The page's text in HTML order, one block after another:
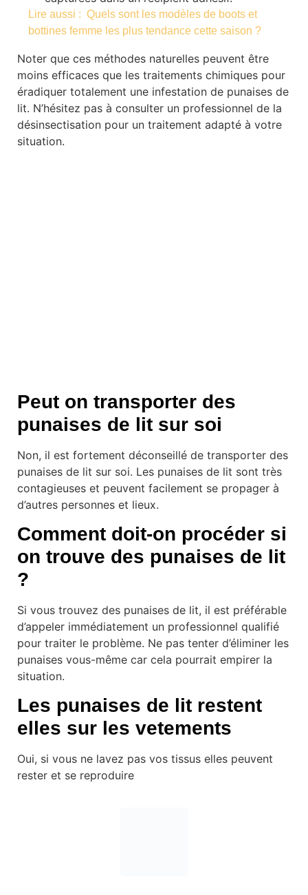
Lire aussi : Quels sont les modèles de boots et
bottines femme les plus tendance cette saison ?
Noter que ces méthodes naturelles peuvent être
moins efficaces que les traitements chimiques pour
éradiquer totalement une infestation de punaises de
lit. N’hésitez pas à consulter un professionnel de la
désinsectisation pour un traitement adapté à votre
situation.
Peut on transporter des
punaises de lit sur soi
Non, il est fortement déconseillé de transporter des
punaises de lit sur soi. Les punaises de lit sont très
contagieuses et peuvent facilement se propager à
d’autres personnes et lieux.
Comment doit-on procéder si
on trouve des punaises de lit
?
Si vous trouvez des punaises de lit, il est préférable
d’appeler immédiatement un professionnel qualifié
pour traiter le problème. Ne pas tenter d’éliminer les
punaises vous-même car cela pourrait empirer la
situation.
Les punaises de lit restent
elles sur les vetements
Oui, si vous ne lavez pas vos tissus elles peuvent
rester et se reproduire